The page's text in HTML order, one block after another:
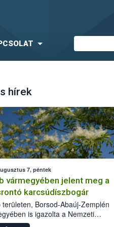
hírek
7, péntek
vármegyében jelent meg a
karcsúdíszbogár
területen, Borsod-Abaúj-Zemplén
is igazolta a Nemzeti
biztonsági Hivatal (Nébih) a